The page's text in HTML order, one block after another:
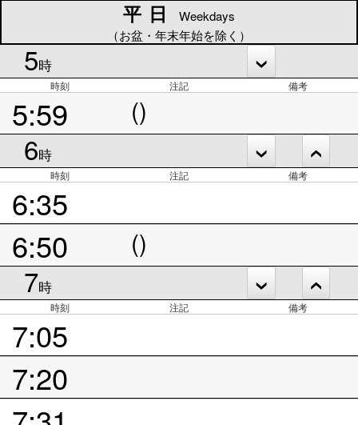
平日
Weekdays
（お盆・年末年始を除く）
5時
時刻 注記 備考
5:59 ()
6時
時刻 注記 備考
6:35
6:50
()
7時
時刻 注記 備考
7:05
7:20